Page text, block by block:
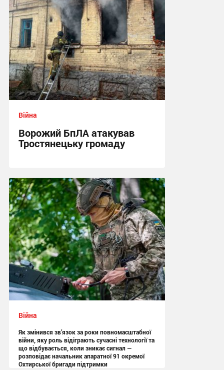
Війна
Ворожий БпЛА атакував
Тростянецьку громаду
11:26 сьогодні
Війна
Як змінився зв’язок за роки повномасштабної
війни, яку роль відіграють сучасні технології та
що відбувається, коли зникає сигнал —
розповідає начальник апаратної 91 окремої
Охтирської бригади підтримки